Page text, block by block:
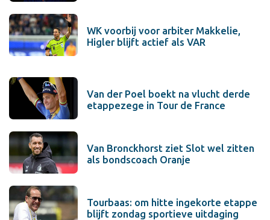
WK voorbij voor arbiter Makkelie,
Higler blijft actief als VAR
Van der Poel boekt na vlucht derde
etappezege in Tour de France
Van Bronckhorst ziet Slot wel zitten
als bondscoach Oranje
Tourbaas: om hitte ingekorte etappe
blijft zondag sportieve uitdaging